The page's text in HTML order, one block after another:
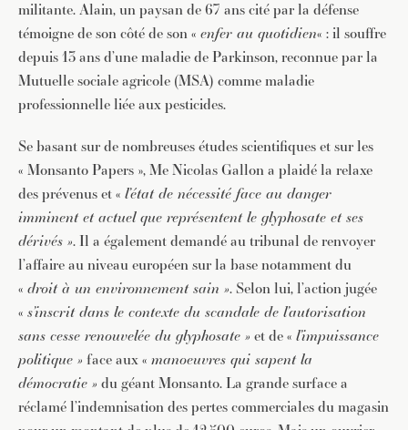
militante. Alain, un paysan de 67 ans cité par la défense
témoigne de son côté de son « enfer au quotidien« : il souffre
depuis 13 ans d’une maladie de Parkinson, reconnue par la
Mutuelle sociale agricole (MSA) comme maladie
professionnelle liée aux pesticides.
Se basant sur de nombreuses études scientifiques et sur les
« Monsanto Papers », Me Nicolas Gallon a plaidé la relaxe
des prévenus et « l’état de nécessité face au danger
imminent et actuel que représentent le glyphosate et ses
dérivés ». Il a également demandé au tribunal de renvoyer
l’affaire au niveau européen sur la base notamment du
« droit à un environnement sain ». Selon lui, l’action jugée
« s’inscrit dans le contexte du scandale de l’autorisation
sans cesse renouvelée du glyphosate » et de « l’impuissance
politique » face aux « manoeuvres qui sapent la
démocratie » du géant Monsanto. La grande surface a
réclamé l’indemnisation des pertes commerciales du magasin